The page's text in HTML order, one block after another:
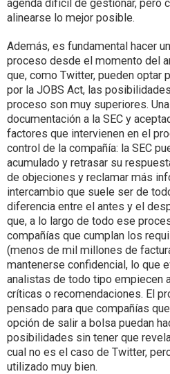
agenda difícil de gestionar, pero
alinearse lo mejor posible.
Además, es fundamental hacer
proceso desde el momento del
que, como Twitter, pueden optar
por la JOBS Act, las
proceso son muy superiores.
documentación a la SEC y
factores que intervienen en el
control de la compañía: la SEC
acumulado y retrasar su
de objeciones y reclamar más
intercambio que suele ser de
diferencia entre el antes y el
que, a lo largo de todo ese
compañías que cumplan los
(menos de mil millones de
mantenerse confidencial, lo que
analistas de todo tipo empiecen
críticas o recomendaciones. El
pensado para que compañías
opción de salir a bolsa puedan
posibilidades sin tener que
cual no es el caso de Twitter,
utilizado muy bien.